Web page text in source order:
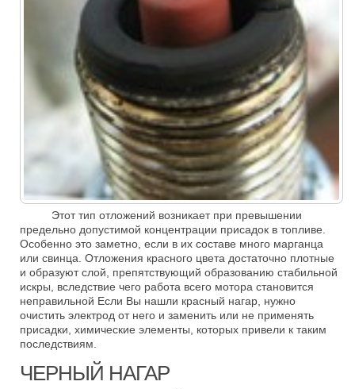
Этот тип отложений возникает при превышении
предельно допустимой концентрации присадок в топливе.
Особенно это заметно, если в их составе много марганца
или свинца. Отложения красного цвета достаточно плотные
и образуют слой, препятствующий образованию стабильной
искры, вследствие чего работа всего мотора становится
неправильной Если Вы нашли красный нагар, нужно
очистить электрод от него и заменить или не применять
присадки, химические элементы, которых привели к таким
последствиям.
ЧЕРНЫЙ НАГАР